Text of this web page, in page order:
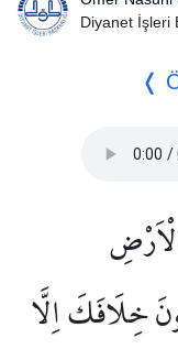
Diyanet İşleri
❬
خِلَافَكَ اِلَّا